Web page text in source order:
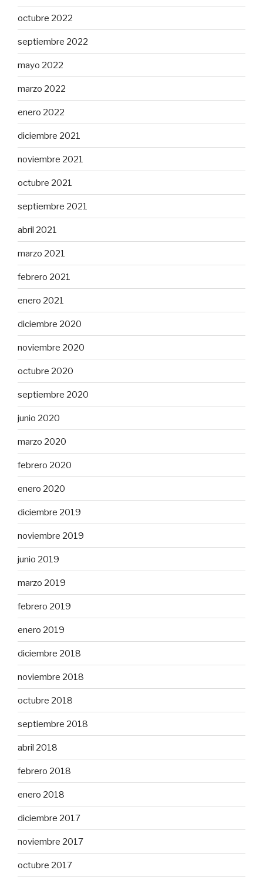
octubre 2022
septiembre 2022
mayo 2022
marzo 2022
enero 2022
diciembre 2021
noviembre 2021
octubre 2021
septiembre 2021
abril 2021
marzo 2021
febrero 2021
enero 2021
diciembre 2020
noviembre 2020
octubre 2020
septiembre 2020
junio 2020
marzo 2020
febrero 2020
enero 2020
diciembre 2019
noviembre 2019
junio 2019
marzo 2019
febrero 2019
enero 2019
diciembre 2018
noviembre 2018
octubre 2018
septiembre 2018
abril 2018
febrero 2018
enero 2018
diciembre 2017
noviembre 2017
octubre 2017